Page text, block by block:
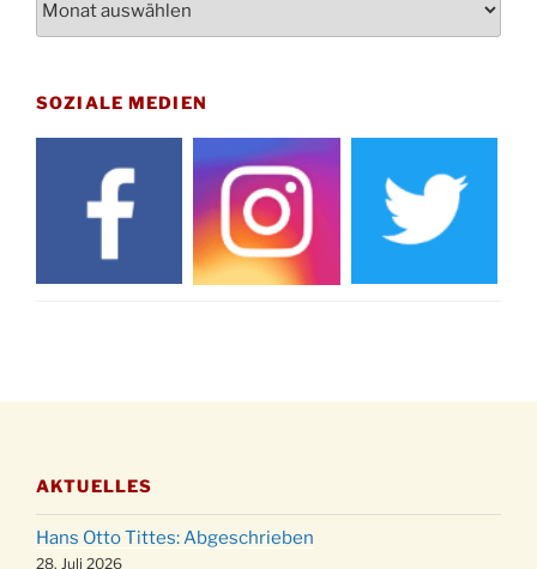
12.11.
St. Martin Umzug in Drabenderhöhe um 17:00
Uhr
Drabenderhöhe um 11:15 Uhr
21.11.
Basar im Ev. Gemeindehaus von 14-16:30 Uhr
Katharinenball des Honterus Chors im
Stadtteilhaus um 19:00 Uhr
Kinderbibeltag im Ev. Gemeindehaus von 10-
12 Uhr
Stadtteilhaus um 19:00 Uhr
11.12.
Puer-Natus weihnachtliches Brauchtum am
Robert-Gassner-Hof um 17:00 Uhr
Kinderbibeltag im Ev. Gemeindehaus von 10-
SOZIALE MEDIEN
AKTUELLES
Hans Otto Tittes: Abgeschrieben
28. Juli 2026